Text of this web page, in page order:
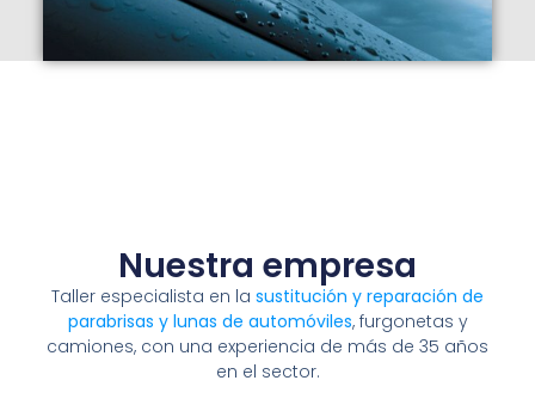
Nuestra empresa
Taller especialista en la sustitución y reparación de
parabrisas y lunas de automóviles, furgonetas y
camiones, con una experiencia de más de 35 años
en el sector.